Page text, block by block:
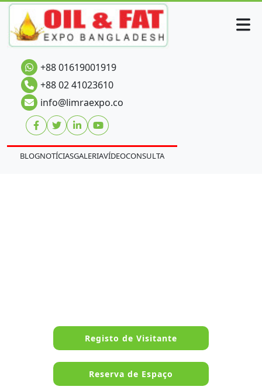
+88 01619001919
+88 02 41023610
info@limraexpo.co
BLOGNOTÍCIASGALERIAVÍDEOCONSULTA
Registo de Visitante
Reserva de Espaço